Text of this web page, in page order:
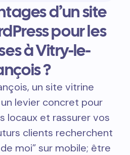
d’un site
pour les
à Vitry-le-
?
un site vitrine
levier concret pour
locaux et rassurer vos
clients recherchent
moi” sur mobile; être